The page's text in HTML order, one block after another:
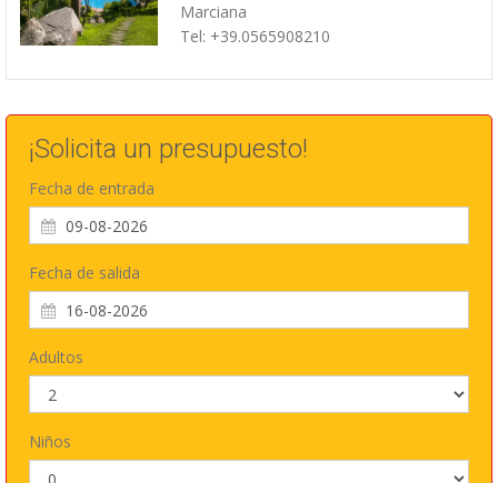
Marciana
Tel: +39.0565908210
¡Solicita un presupuesto!
Fecha de entrada
Fecha de salida
Adultos
Niños